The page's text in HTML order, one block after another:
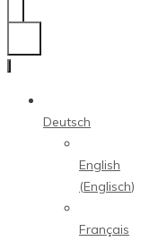
Deutsch
English
(Englisch)
Français